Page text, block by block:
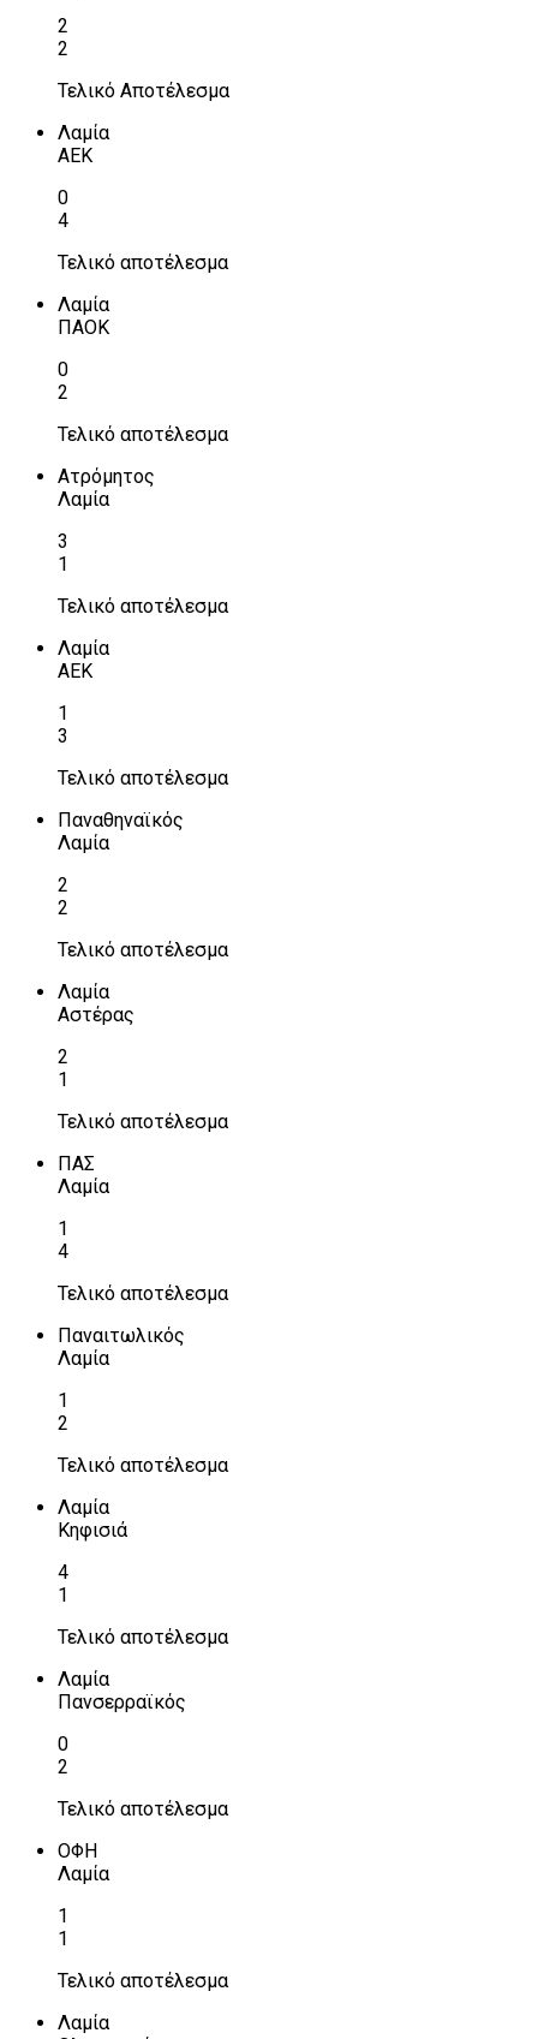
2
2
Τελικό Αποτέλεσμα
Λαμία
ΑΕΚ
0
4
Τελικό αποτέλεσμα
Λαμία
ΠΑΟΚ
0
2
Τελικό αποτέλεσμα
Ατρόμητος
Λαμία
3
1
Τελικό αποτέλεσμα
Λαμία
ΑΕΚ
1
3
Τελικό αποτέλεσμα
Παναθηναϊκός
Λαμία
2
2
Τελικό αποτέλεσμα
Λαμία
Αστέρας
2
1
Τελικό αποτέλεσμα
ΠΑΣ
Λαμία
1
4
Τελικό αποτέλεσμα
Παναιτωλικός
Λαμία
1
2
Τελικό αποτέλεσμα
Λαμία
Κηφισιά
4
1
Τελικό αποτέλεσμα
Λαμία
Πανσερραϊκός
0
2
Τελικό αποτέλεσμα
ΟΦΗ
Λαμία
1
1
Τελικό αποτέλεσμα
Λαμία